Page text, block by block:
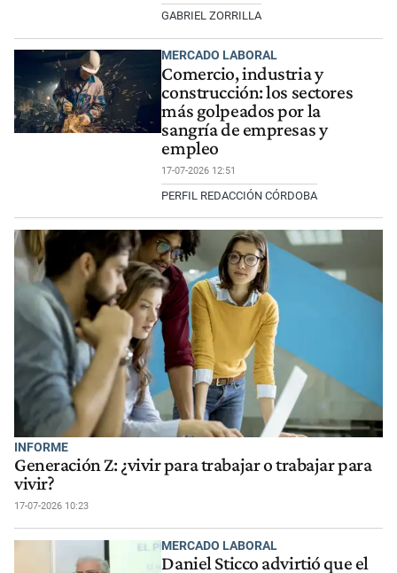
GABRIEL ZORRILLA
MERCADO LABORAL
Comercio, industria y
construcción: los sectores
más golpeados por la
sangría de empresas y
empleo
17-07-2026 12:51
PERFIL REDACCIÓN CÓRDOBA
INFORME
Generación Z: ¿vivir para trabajar o trabajar para
vivir?
17-07-2026 10:23
MERCADO LABORAL
Daniel Sticco advirtió que el